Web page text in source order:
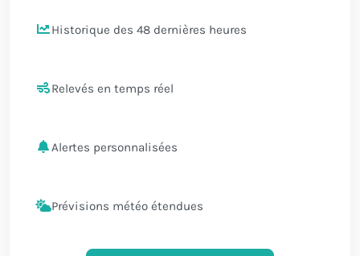
Historique des 48 dernières heures
Relevés en temps réel
Alertes personnalisées
Prévisions météo étendues